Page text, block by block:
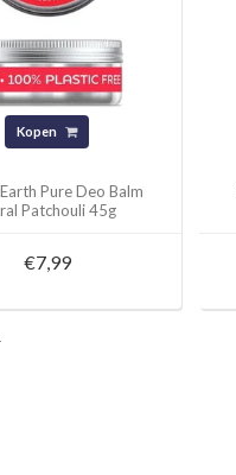
Kopen
Pure Deo Balm
Patchouli 45g
€7,99